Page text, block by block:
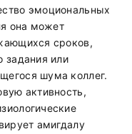
эмоциональных
она может
сроков,
задания или
шума коллег.
активность,
амигдалу